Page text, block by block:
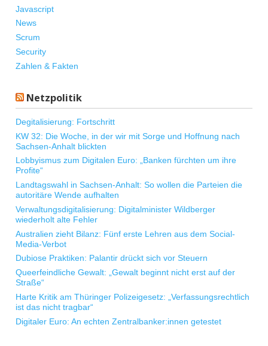
Javascript
News
Scrum
Security
Zahlen & Fakten
Netzpolitik
Degitalisierung: Fortschritt
KW 32: Die Woche, in der wir mit Sorge und Hoffnung nach
Sachsen-Anhalt blickten
Lobbyismus zum Digitalen Euro: „Banken fürchten um ihre
Profite“
Landtagswahl in Sachsen-Anhalt: So wollen die Parteien die
autoritäre Wende aufhalten
Verwaltungsdigitalisierung: Digitalminister Wildberger
wiederholt alte Fehler
Australien zieht Bilanz: Fünf erste Lehren aus dem Social-
Media-Verbot
Dubiose Praktiken: Palantir drückt sich vor Steuern
Queerfeindliche Gewalt: „Gewalt beginnt nicht erst auf der
Straße“
Harte Kritik am Thüringer Polizeigesetz: „Verfassungsrechtlich
ist das nicht tragbar“
Digitaler Euro: An echten Zentralbanker:innen getestet